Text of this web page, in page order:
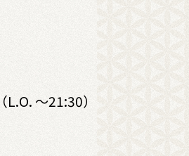
（L.O. ～21:30）